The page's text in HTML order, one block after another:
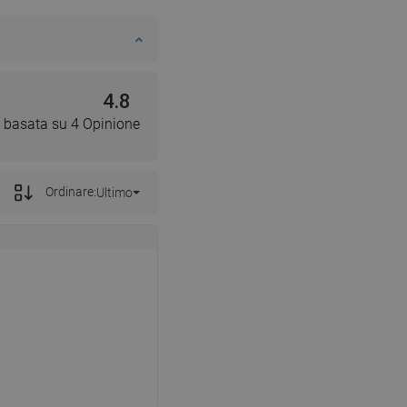
4.8
su 4 Opinione
Ordinare:Ultimo